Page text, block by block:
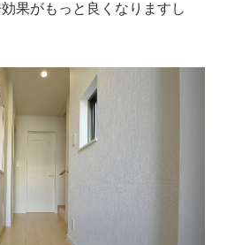
果がもっと良くなりますし